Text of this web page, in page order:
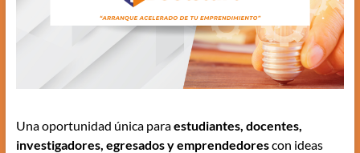
Una oportunidad única paraestudiantes, docentes,
investigadores, egresados y emprendedorescon ideas